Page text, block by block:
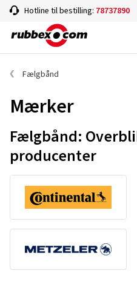
Hotline til bestilling: 78737890
Fælgbånd
Mærker
Fælgbånd:
producenter